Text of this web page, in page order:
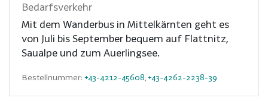
Bedarfsverkehr
Mit dem Wanderbus in Mittelkärnten geht es
von Juli bis September bequem auf Flattnitz,
Saualpe und zum Auerlingsee.
Bestellnummer: +43-4212-45608 +43-4262-2238-39